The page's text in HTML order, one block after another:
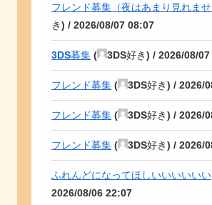
フレンド募集（夜はあまり見れませ
き) / 2026/08/07 08:07
3DS募集 ( 3DS好き) / 2026/08/
フレンド募集 ( 3DS好き) / 2026/
フレンド募集 ( 3DS好き) / 2026/
フレンド募集 ( 3DS好き) / 2026/
ふれんどになってほしいいいいいい
2026/08/06 22:07